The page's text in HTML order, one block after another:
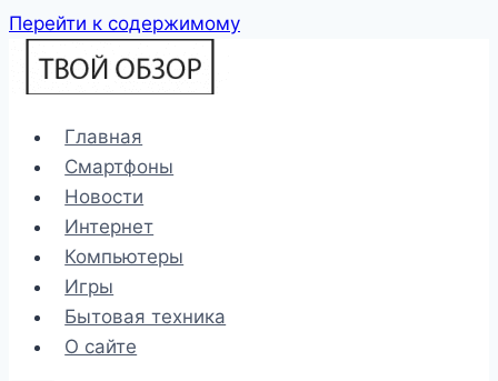
Перейти к содержимому
Главная
Смартфоны
Новости
Интернет
Компьютеры
Игры
Бытовая техника
О сайте